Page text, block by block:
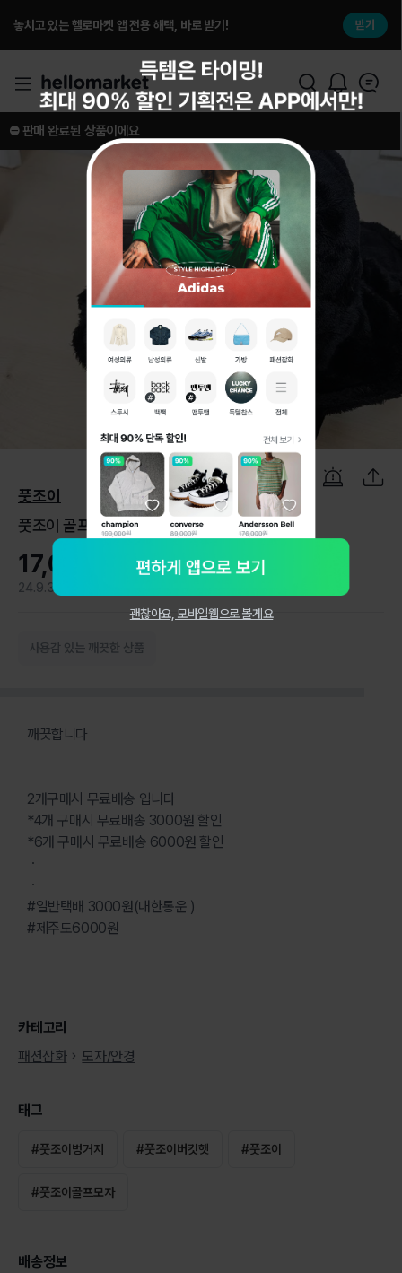
놓치고 있는 헬로마켓 앱 전용 해택, 바로 받기! 받기
1 / 11
⛔️ 판매 완료된 상품이에요
풋조이
풋조이 골프 벙거지 버킷햇
17,000원
24.9.3
사용감 있는 깨끗한 상품
깨끗합니다
2개구매시 무료배송 입니다
*4개 구매시 무료배송 3000원 할인
*6개 구매시 무료배송 6000원 할인
ㆍ
ㆍ
#일반택배 3000원(대한통운 )
#제주도6000원
카테고리
패션잡화
모자/안경
태그
#풋조이벙거지 #풋조이버킷햇 #풋조이
#풋조이골프모자
배송정보
괜찮아요, 모바일웹으로 볼게요